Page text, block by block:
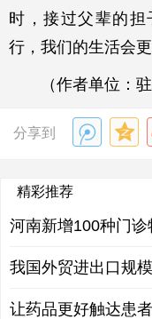
时，接过父辈的
行，我们的生活会更
（作者单位：
分享到
精彩推荐
河南新增100种门
我国外贸进出口规
让药品更好触达患